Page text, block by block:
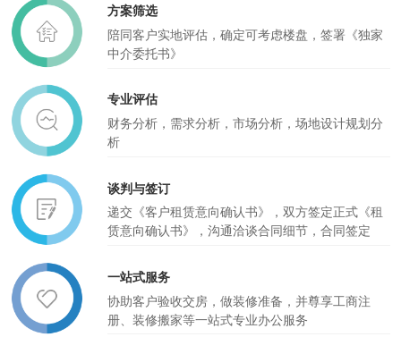
方案筛选
陪同客户实地评估，确定可考虑楼盘，签署《独家
中介委托书》
专业评估
财务分析，需求分析，市场分析，场地设计规划分
析
谈判与签订
递交《客户租赁意向确认书》，双方签定正式《租
赁意向确认书》，沟通洽谈合同细节，合同签定
一站式服务
协助客户验收交房，做装修准备，并尊享工商注
册、装修搬家等一站式专业办公服务